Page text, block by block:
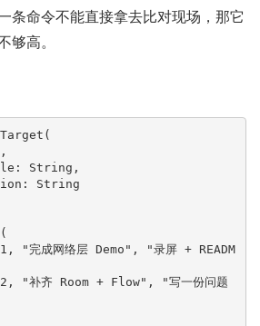
条命令不能直接拿去比对现场，那它
够高。